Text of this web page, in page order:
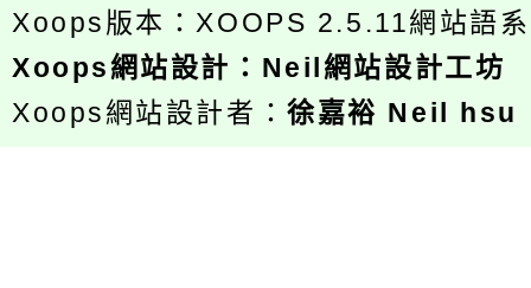
Xoops版本： XOOPS 2.5.11網站語
Xoops網站設計 ： Neil網站設計工坊
Xoops網站設計者：徐嘉裕 Neil hsu